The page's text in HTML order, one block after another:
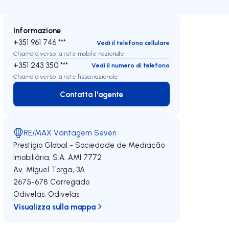
Informazione
+351 961 746 ***
Vedi il telefono cellulare
Chiamata verso la rete mobile nazionale
+351 243 350 ***
Vedi il numero di telefono
Chiamata verso la rete fissa nazionale
Contatta l'agente
Contatta l'agente
RE/MAX Vantagem Seven
Prestígio Global - Sociedade de Mediação
Imobiliária, S.A. AMI 7772
Av. Miguel Torga, 3A
2675-678 Carregado
Odivelas, Odivelas
Visualizza sulla mappa